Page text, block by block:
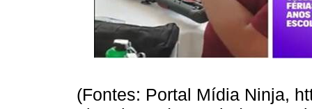
(Fontes: Portal Mídia Ninja,